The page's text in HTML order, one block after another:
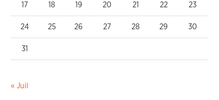
17 18 19 20 21 22 23
24 25 26 27 28 29 30
31
« Juil